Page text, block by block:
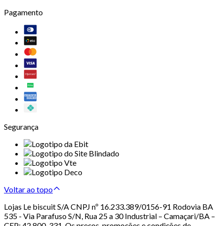
Pagamento
Segurança
Voltar ao topo
Lojas Le biscuit S/A CNPJ nº 16.233.389/0156-91 Rodovia BA
535 - Via Parafuso S/N, Rua 25 a 30 Industrial – Camaçari/BA –